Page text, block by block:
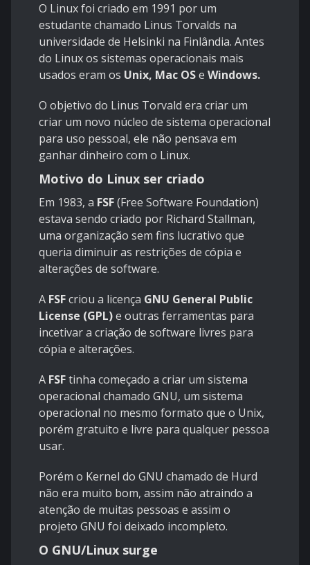
O Linux foi criado em 1991 por um
estudante chamado Linus Torvalds na
universidade de Helsinki na Finlândia. Antes
do Linux os sistemas operacionais mais
usados eram os Unix, Mac OSe Windows.
O objetivo do Linus Torvald era criar um
criar um novo núcleo de sistema operacional
para uso pessoal, ele não pensava em
ganhar dinheiro com o Linux.
Motivo do Linux ser criado
Em 1983, a FSF(Free Software Foundation)
estava sendo criado por Richard Stallman,
uma organização sem fins lucrativo que
queria diminuir as restrições de cópia e
alterações de software.
A FSFcriou a licença GNU General Public
License (GPL)e outras ferramentas para
incetivar a criação de software livres para
cópia e alterações.
A FSFtinha começado a criar um sistema
operacional chamado GNU, um sistema
operacional no mesmo formato que o Unix,
porém gratuito e livre para qualquer pessoa
usar.
Porém o Kernel do GNU chamado de Hurd
não era muito bom, assim não atraindo a
atenção de muitas pessoas e assim o
projeto GNU foi deixado incompleto.
O GNU/Linux surge